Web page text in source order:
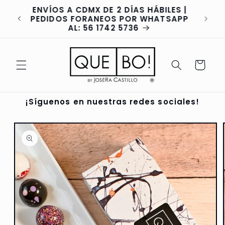
directamente
al contenido
ENVÍOS A CDMX DE 2 DÍAS HÁBILES |
PEDIDOS FORANEOS POR WHATSAPP
AL: 56 1742 5736
Carrito
¡Síguenos en nuestras redes sociales!
directamente
información
del producto